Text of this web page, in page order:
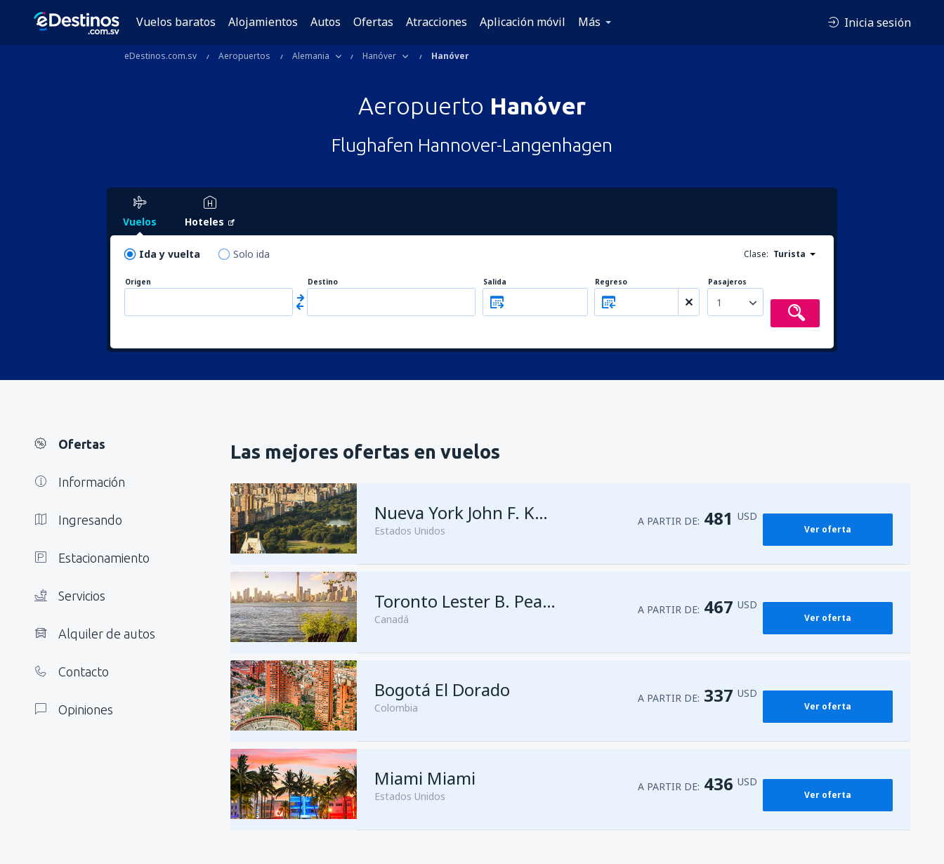
Vuelos baratos Alojamientos Autos Ofertas Atracciones Aplicación móvil Más Inicia sesión
eDestinos.com.sv Aeropuertos Alemania Hanóver Hanóver
Aeropuerto Hanóver
Flughafen Hannover-Langenhagen
Vuelos Hoteles
Ida y vuelta Solo ida Clase: Turista
Origen Destino Salida Regreso Pasajeros
1
Ofertas
Información
Ingresando
Estacionamiento
Servicios
Alquiler de autos
Contacto
Opiniones
Las mejores ofertas en vuelos
Nueva York John F. Kennedy
Estados Unidos
A PARTIR DE: 481 USD
Ver oferta
Toronto Lester B. Pearson
Canadá
A PARTIR DE: 467 USD
Ver oferta
Bogotá El Dorado
Colombia
A PARTIR DE: 337 USD
Ver oferta
Miami Miami
Estados Unidos
A PARTIR DE: 436 USD
Ver oferta